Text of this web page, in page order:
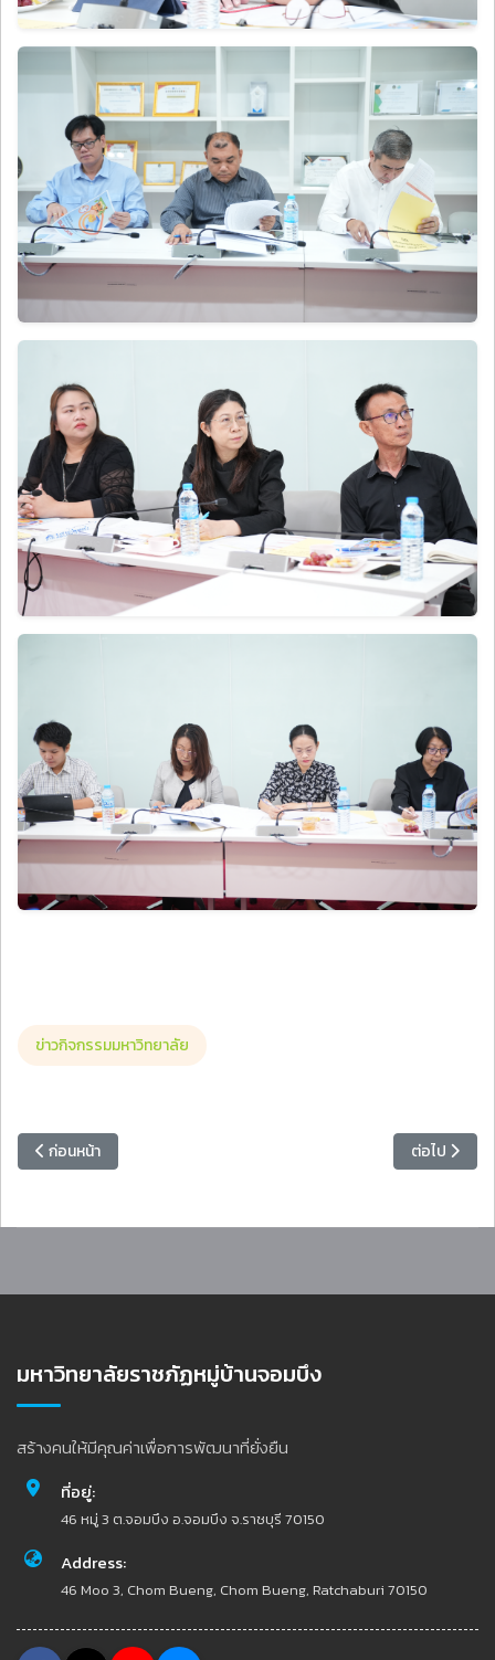
ข่าวกิจกรรมมหาวิทยาลัย
เนื้อหาก่อนหน้า: มหาวิทยาลัยราชภัฏหมู่บ้านจอมบึงขานรับนโยบาย อว.
ก่อนหน้า เนื้อหาถัดไ
ต่อไป
มหาวิทยาลัยราชภัฏหมู่บ้านจอมบึง
สร้างคนให้มีคุณค่าเพื่อการพัฒนาที่ยั่งยืน
ที่อยู่:
46 หมู่ 3 ต.จอมบึง อ.จอมบึง จ.ราชบุรี 70150
Address:
46 Moo 3, Chom Bueng, Chom Bueng, Ratchaburi 70150